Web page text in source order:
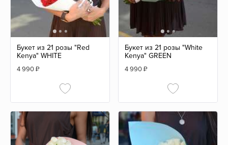
Букет из 21 розы "Red
Kenya" WHITE
4 990₽
Букет из 21 розы "White
Kenya" GREEN
4 990₽